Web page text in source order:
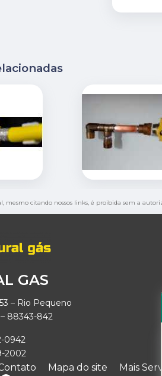
mesmo citando nossos links, é proibida sem a
GAS
– Rio Pequeno
88343-842
0942
2002
Mapa do site Mais